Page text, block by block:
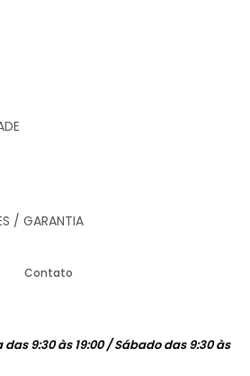
/ GARANTIA
Contato
9:30 às 19:00 / Sábado das 9:30 às